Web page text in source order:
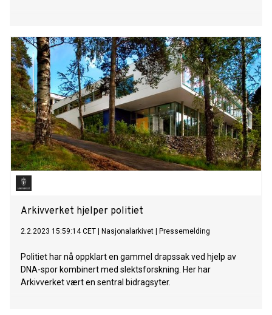
Arkivverket hjelper politiet
2.2.2023 15:59:14 CET Nasjonalarkivet Pressemelding
Politiet har nå oppklart en gammel drapssak ved hjelp av
DNA-spor kombinert med slektsforskning. Her har
Arkivverket vært en sentral bidragsyter.